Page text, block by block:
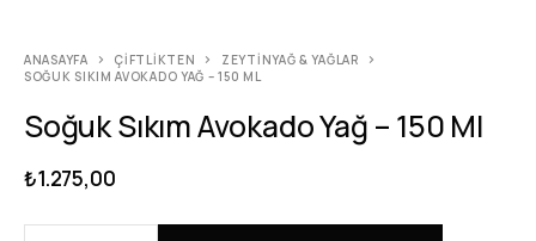
ANASAYFA ÇIFTLIKTEN
ZEYTINYAĞ & YAĞLAR
SOĞUK SIKIM AVOKADO YAĞ – 150 ML
Soğuk Sıkım Avokado Yağ – 150 Ml
₺1.275,00